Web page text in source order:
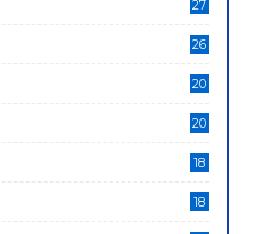
27
26
20
20
18
18